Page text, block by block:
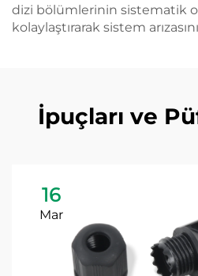
dizi bölümlerinin sistematik
kolaylaştırarak sistem
İpuçları ve
16
Mar